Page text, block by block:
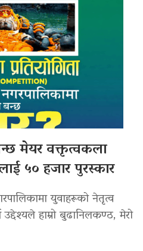
मेयर वक्तृत्वकला
५० हजार पुरस्कार
युवाहरूको नेतृत्व
हाम्रो बुढानिलकण्ठ, मेरो